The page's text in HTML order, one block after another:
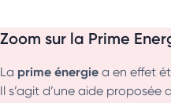
Zoom sur la Prime
La prime énergie a en effet
Il s’agit d’une aide